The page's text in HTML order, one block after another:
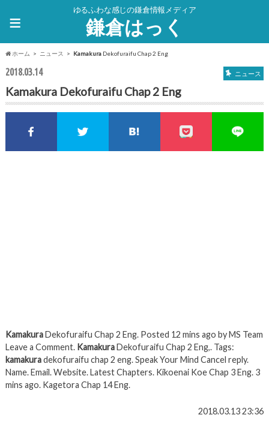
ゆるふわな感じの鎌倉情報メディア
鎌倉はっく
≡
ホーム ニュース KamakuraDekofuraifu Chap 2 Eng
2018.03.14 ニュース
KamakuraDekofuraifu Chap 2 Eng
FacebookでシェアTwitterでシェアこのエントリーをはて
pocket
KamakuraDekofuraifu Chap 2 Eng. Posted 12 mins ago by MS Team
Leave a Comment. KamakuraDekofuraifu Chap 2 Eng,. Tags:
kamakuradekofuraifu chap 2 eng. Speak Your Mind Cancel reply.
Name. Email. Website. Latest Chapters. Kikoenai Koe Chap 3 Eng. 3
mins ago. Kagetora Chap 14 Eng.
2018.03.13 23:36